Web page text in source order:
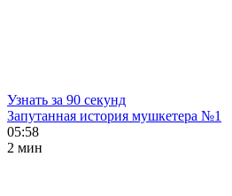
Узнать за 90 секунд
Запутанная история мушкетера №1
05:58
2 мин